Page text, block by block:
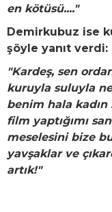
en kötüsü...."
Demirkubuz ise
şöyle yanıt verdi:
"Kardeş, sen
kuruyla suluyla
benim hala
film yaptığımı
meselesini bize
yavşaklar ve
artık!"